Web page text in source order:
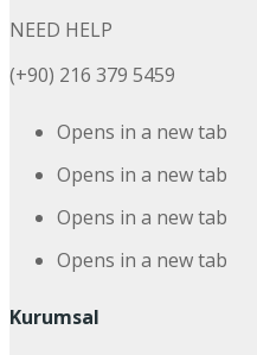
NEED HELP
(+90) 216 379 5459
Opens in a new tab
Opens in a new tab
Opens in a new tab
Opens in a new tab
Kurumsal